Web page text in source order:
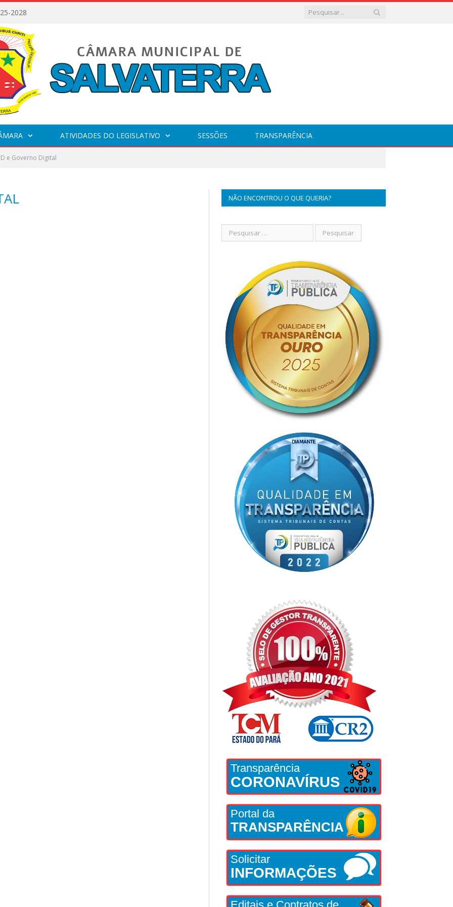
2028
ATIVIDADES DO LEGISLATIVO SESSÕES TRANSPARÊNCIA
e Governo Digital
NÃO ENCONTROU O QUE QUERIA?
Transparência
CORONAVÍRUS
Portal da
TRANSPARÊNCIA
Solicitar
INFORMAÇÕES